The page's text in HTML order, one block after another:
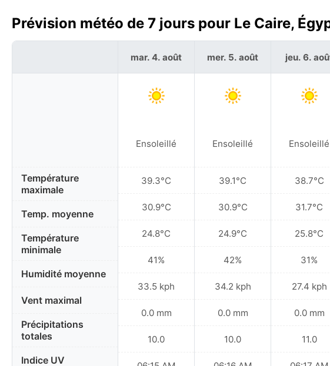
Prévision météo de 7 jours pour Le Caire,
Température
maximale
Temp. moyenne
Température
minimale
Humidité moyenne
Vent maximal
Précipitations
totales
Indice UV
mar. 4. août
Ensoleillé
39.3°C
30.9°C
24.8°C
41%
33.5 kph
0.0 mm
10.0
mer. 5. août
Ensoleillé
39.1°C
30.9°C
24.9°C
42%
34.2 kph
0.0 mm
10.0
jeu. 6.
Ensoleillé
38.7°C
31.7°C
25.8°C
31%
27.4 kph
0.0 mm
11.0